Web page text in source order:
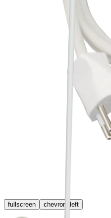
fullscreen chevron_left